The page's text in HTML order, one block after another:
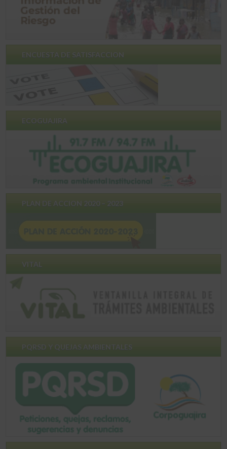
ENCUESTA DE SATISFACCION
ECOGUAJIRA
PLAN DE ACCION 2020 – 2023
VITAL
PQRSD Y QUEJAS AMBIENTALES